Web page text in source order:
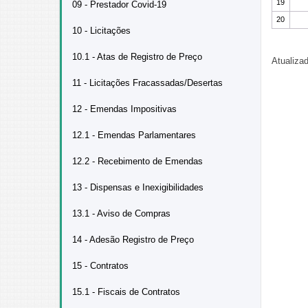
09 - Prestador Covid-19
10 - Licitações
10.1 - Atas de Registro de Preço
11 - Licitações Fracassadas/Desertas
12 - Emendas Impositivas
12.1 - Emendas Parlamentares
12.2 - Recebimento de Emendas
13 - Dispensas e Inexigibilidades
13.1 - Aviso de Compras
14 - Adesão Registro de Preço
15 - Contratos
15.1 - Fiscais de Contratos
19
20